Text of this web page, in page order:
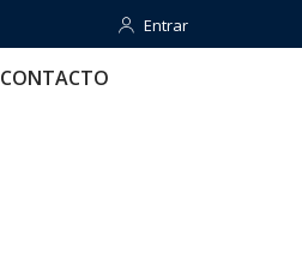
Entrar
Entrar
CONTACTO